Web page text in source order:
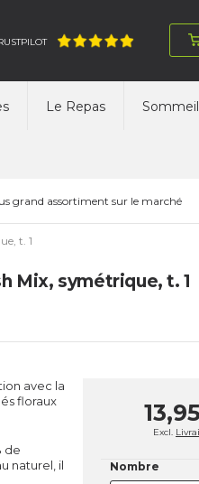
Le Repas
grand assortiment sur le marché
t. 1
Mix, symétrique, t. 1
avec la
floraux
de
naturel, il
Excl.
Nombre